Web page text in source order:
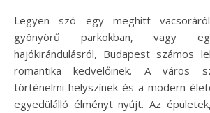
Legyen szó egy meghitt
gyönyörű parkokban, vagy
hajókirándulásról, Budapest számos
romantika kedvelőinek. A város
történelmi helyszínek és a modern
egyedülálló élményt nyújt. Az